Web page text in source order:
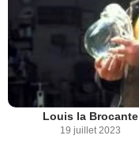
Louis la Brocante
19 juillet 2023